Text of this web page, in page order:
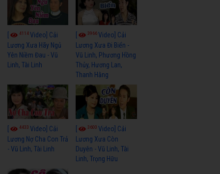
4114Video] Cải
Lương Xưa Hãy Ngủ
Yên Niềm Đau - Vũ
Linh, Tài Linh
3966Video] Cải
Lương Xưa Đi Biển -
Vũ Linh, Phương Hồng
Thủy, Hương Lan,
Thanh Hằng
4433 Video] Cải
Lương Nợ Cha Con Trả
- Vũ Linh, Tài Linh
3600Video] Cải
Lương Xưa Còn
Duyên - Vũ Linh, Tài
Linh, Trọng Hữu